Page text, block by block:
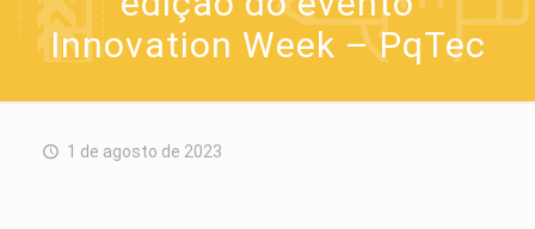
Innovation Week – PqTec
1 de agosto de 2023